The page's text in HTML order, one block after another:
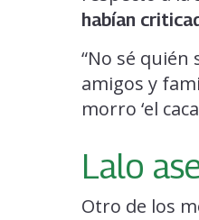
habían
“No sé quién
amigos y
morro ‘el
Lalo
Otro de los